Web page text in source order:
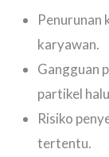
Penurunan
karyawan.
Gangguan
partikel
Risiko
tertentu.